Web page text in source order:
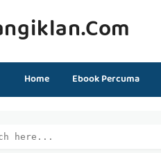
Home Ebook Percuma